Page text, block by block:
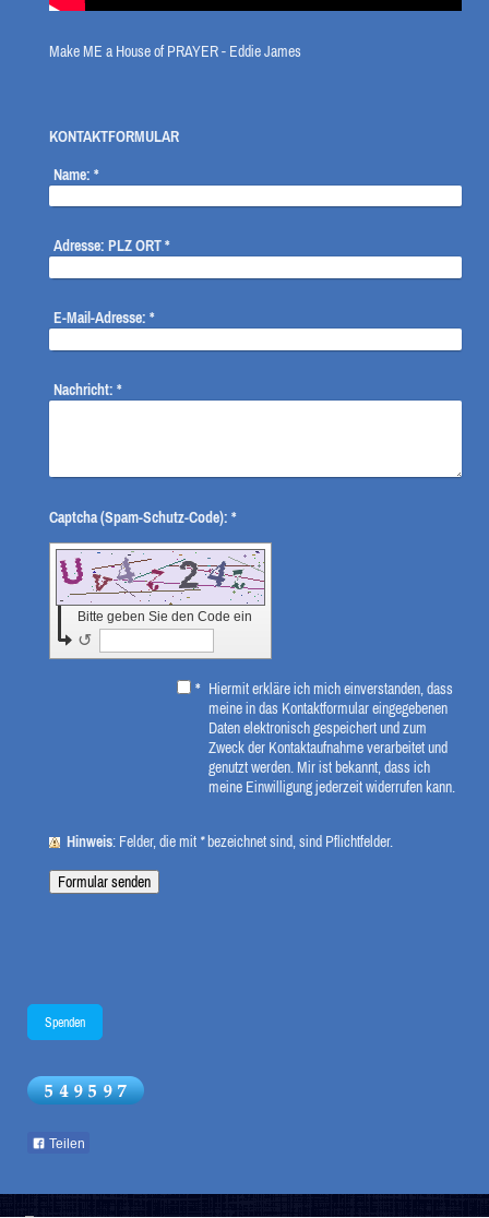
Make ME a House of PRAYER - Eddie James
KONTAKTFORMULAR
Name: *
Adresse: PLZ ORT*
E-Mail-Adresse: *
Nachricht: *
Captcha (Spam-Schutz-Code): *
Bitte geben Sie den Code ein
↺
* Hiermit erkläre ich mich einverstanden, dass
meine in das Kontaktformular eingegebenen
Daten elektronisch gespeichert und zum
Zweck der Kontaktaufnahme verarbeitet und
genutzt werden. Mir ist bekannt, dass ich
meine Einwilligung jederzeit widerrufen kann.
Hinweis : Felder, die mit *bezeichnet sind, sind Pflichtfelder.
Spenden
Teilen